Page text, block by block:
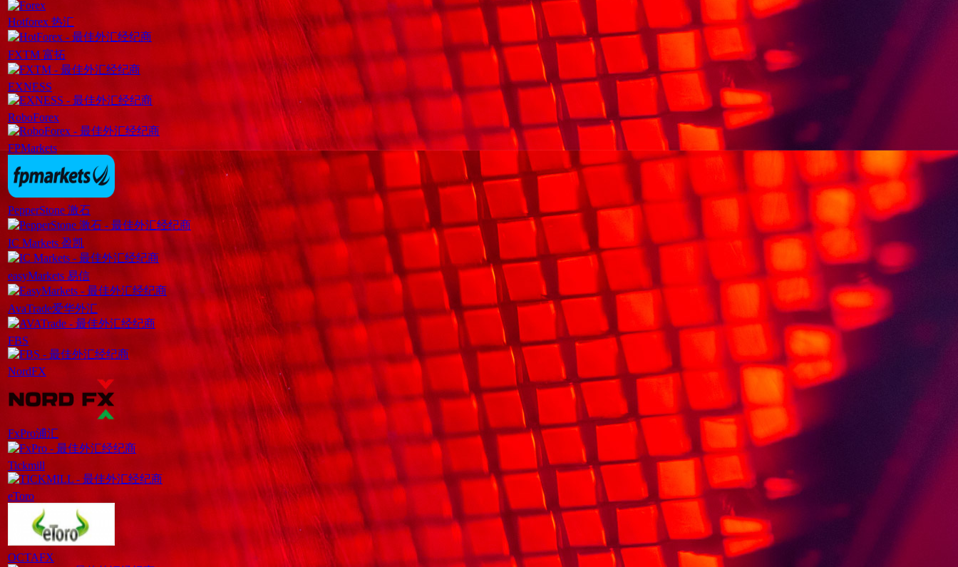
Hotforex 热汇
FXTM 富拓
EXNESS
RoboForex
FPMarkets
PepperStone 激石
IC Markets 盈凯
easyMarkets 易信
AvaTrade爱华外汇
FBS
NordFX
FxPro浦汇
Tickmill
eToro
OCTAFX